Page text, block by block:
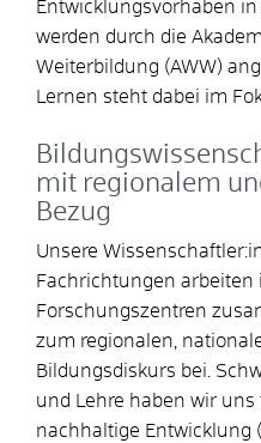
Entwicklungsvorhaben
werden durch die
Weiterbildung (AWW)
Lernen steht dabei im
mit regionalem
Bezug
Unsere
Fachrichtungen
Forschungszentren
zum regionalen,
Bildungsdiskurs bei.
und Lehre haben wir
nachhaltige Entwicklung